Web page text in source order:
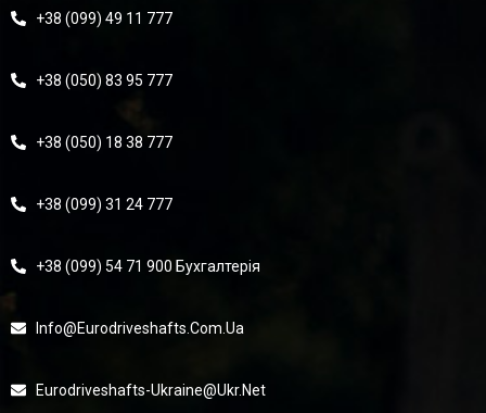
+38 (099) 49 11 777
+38 (050) 83 95 777
+38 (050) 18 38 777
+38 (099) 31 24 777
+38 (099) 54 71 900 Бухгалтерія
Info@eurodriveshafts.com.ua
Eurodriveshafts-Ukraine@ukr.net